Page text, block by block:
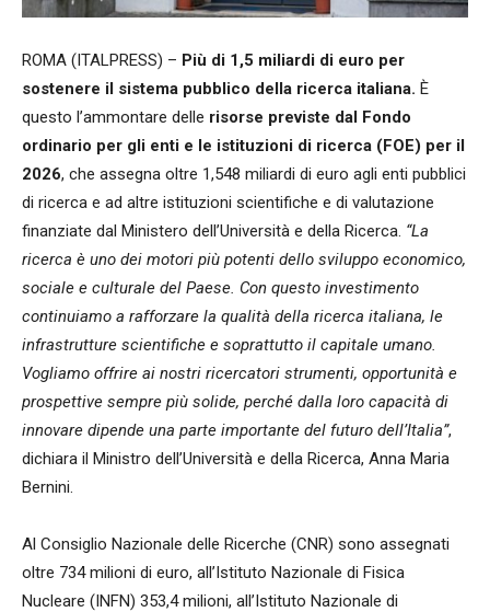
ROMA (ITALPRESS) – Più di 1,5 miliardi di euro per
sostenere il sistema pubblico della ricerca italiana. È
questo l’ammontare delle risorse previste dal Fondo
ordinario per gli enti e le istituzioni di ricerca (FOE) per il
2026, che assegna oltre 1,548 miliardi di euro agli enti pubblici
di ricerca e ad altre istituzioni scientifiche e di valutazione
finanziate dal Ministero dell’Università e della Ricerca. “La
ricerca è uno dei motori più potenti dello sviluppo economico,
sociale e culturale del Paese. Con questo investimento
continuiamo a rafforzare la qualità della ricerca italiana, le
infrastrutture scientifiche e soprattutto il capitale umano.
Vogliamo offrire ai nostri ricercatori strumenti, opportunità e
prospettive sempre più solide, perché dalla loro capacità di
innovare dipende una parte importante del futuro dell’Italia”,
dichiara il Ministro dell’Università e della Ricerca, Anna Maria
Bernini.
Al Consiglio Nazionale delle Ricerche (CNR) sono assegnati
oltre 734 milioni di euro, all’Istituto Nazionale di Fisica
Nucleare (INFN) 353,4 milioni, all’Istituto Nazionale di